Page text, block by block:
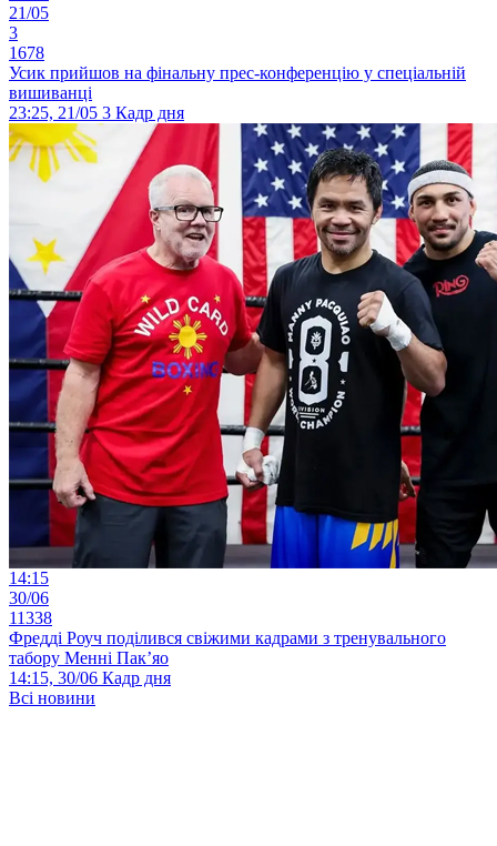
21/05
3
1678
Усик прийшов на фінальну прес-конференцію у спеціальній
вишиванці
23:25, 21/05 3 Кадр дня
14:15
30/06
11338
Фредді Роуч поділився свіжими кадрами з тренувального
табору Менні Пак’яо
14:15, 30/06 Кадр дня
Всі новини